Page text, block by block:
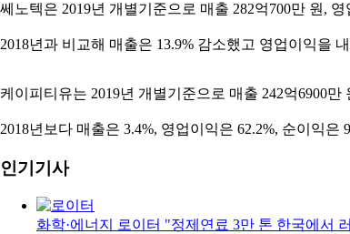
쎄노텍은 2019년 개별기준으로 매출 282억700만 원,
2018년과 비교해 매출은 13.9% 감소했고 영업이익을
케이피티유는 2019년 개별기준으로 매출 242억6900
2018년보다 매출은 3.4%, 영업이익은 62.2%, 순이익
인기기사
화학·에너지 로이터 "정제연료 3만 톤 한국에서